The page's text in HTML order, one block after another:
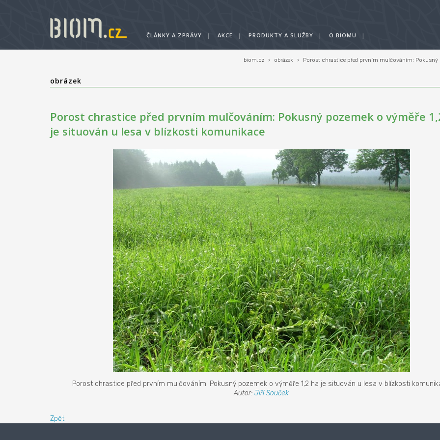
ČLÁNKY A ZPRÁVY | AKCE | PRODUKTY A SLUŽBY | O BIOMU |
biom.cz › obrázek › Porost chrastice před prvním mulčováním: Pokusný
obrázek
Porost chrastice před prvním mulčováním: Pokusný pozemek o výměře
je situován u lesa v blízkosti komunikace
Porost chrastice před prvním mulčováním: Pokusný pozemek o výměře 1,2 ha je situován u lesa v blízkosti
Autor:Jiří Souček
Zpět